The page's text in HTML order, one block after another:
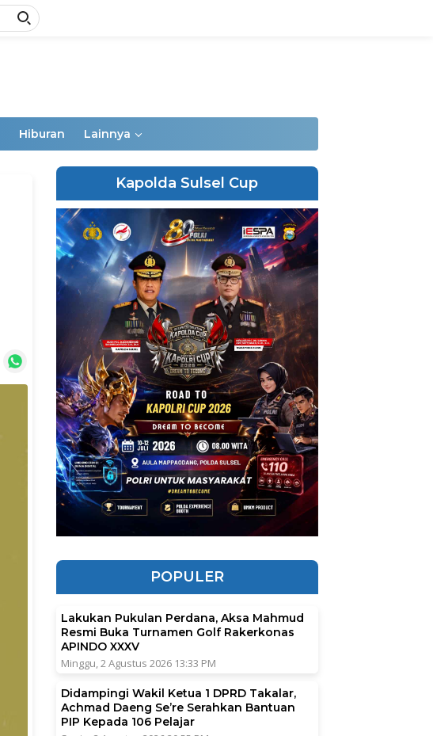
Hiburan Lainnya
Kapolda Sulsel Cup
POPULER
Lakukan Pukulan Perdana, Aksa Mahmud
Resmi Buka Turnamen Golf Rakerkonas
APINDO XXXV
Minggu, 2 Agustus 2026 13:33 PM
Didampingi Wakil Ketua 1 DPRD Takalar,
Achmad Daeng Se’re Serahkan Bantuan
PIP Kepada 106 Pelajar